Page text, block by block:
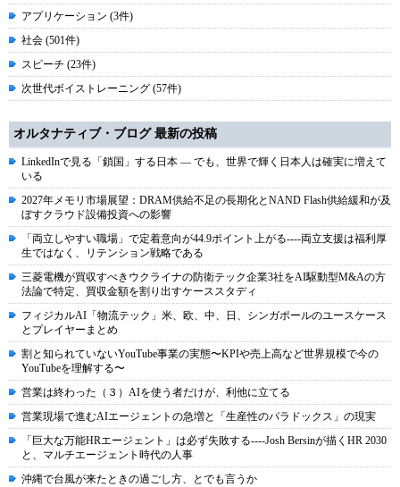
アプリケーション (3件)
社会 (501件)
スピーチ (23件)
次世代ボイストレーニング (57件)
オルタナティブ・ブログ 最新の投稿
LinkedInで見る「鎖国」する日本 ― でも、世界で輝く日本人は確実に増えて
いる
2027年メモリ市場展望：DRAM供給不足の長期化とNAND Flash供給緩和が及
ぼすクラウド設備投資への影響
「両立しやすい職場」で定着意向が44.9ポイント上がる----両立支援は福利厚
生ではなく、リテンション戦略である
三菱電機が買収すべきウクライナの防衛テック企業3社をAI駆動型M&Aの方
法論で特定、買収金額を割り出すケーススタディ
フィジカルAI「物流テック」米、欧、中、日、シンガポールのユースケース
とプレイヤーまとめ
割と知られていないYouTube事業の実態〜KPIや売上高など世界規模で今の
YouTubeを理解する〜
営業は終わった（３）AIを使う者だけが、利他に立てる
営業現場で進むAIエージェントの急増と「生産性のパラドックス」の現実
「巨大な万能HRエージェント」は必ず失敗する----Josh Bersinが描くHR 2030
と、マルチエージェント時代の人事
沖縄で台風が来たときの過ごし方、とでも言うか